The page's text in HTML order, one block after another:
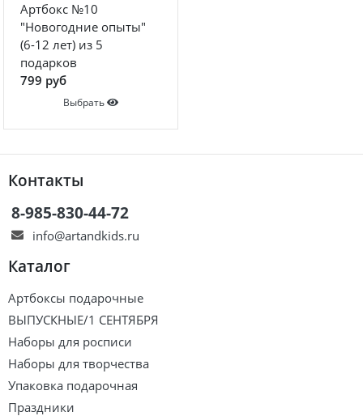
Артбокс №10
"Новогодние опыты"
(6-12 лет) из 5
подарков
799 руб
Выбрать
Контакты
8-985-830-44-72
info@artandkids.ru
Каталог
Артбоксы подарочные
ВЫПУСКНЫЕ/1 СЕНТЯБРЯ
Наборы для росписи
Наборы для творчества
Упаковка подарочная
Праздники